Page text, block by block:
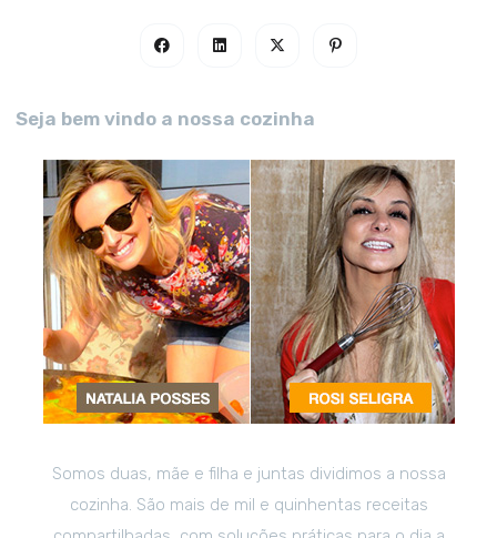
Seja bem vindo a nossa cozinha
Somos duas, mãe e filha e juntas dividimos a nossa
cozinha. São mais de mil e quinhentas receitas